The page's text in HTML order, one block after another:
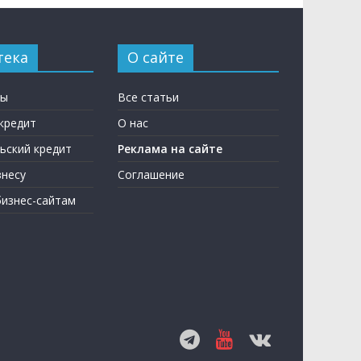
кредит
сайтам
О сайте
Все статьи
О нас
Реклама на сайте
Соглашение